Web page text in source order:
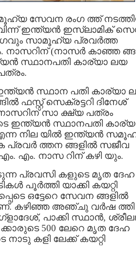
സേവന രംഗ ത്ത്
ഇന്ത്യന്‍ ഇസ്ലാമിക്
സാമൂഹ്യ പ്രവര്‍ത്ത
നാസറിന് (നാസര്‍ കാഞ്ഞ
സ്ഥാനപതി കാര്യാ ലയ
സ്ഥാന പതി കാര്യാ
ഫസ്റ്റ് സെക്രട്ടറി ദിനേശ്
സാ ക്ഷ്യ പത്രം
ഇന്ത്യൻ സ്ഥാനപതി
എന്ന നില യിൽ ഇന്ത്യൻ
പ്രവര്‍ ത്തന ങ്ങളില്‍ സജീവ
എം. നാസ റിന് കഴി യും.
പ്രവസി കളുടെ മൃത ദേഹ
പൂര്‍ത്തി യാക്കി കയറ്റി
ഒട്ടേറെ സേവന ങ്ങളിൽ
കഴിഞ്ഞ അഞ്ചു വർഷ ത്തി
പാക്കി സ്ഥാൻ,
500 ലേറെ മൃത ദേഹ
കളി ലേക്ക് കയറ്റി